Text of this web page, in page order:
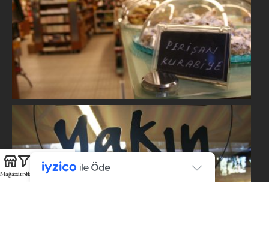
MağazaFiltrelerFavorilerSepetHesabım